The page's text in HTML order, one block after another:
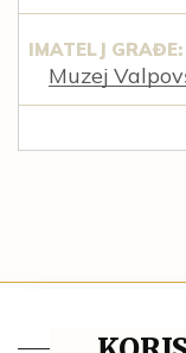
IMATELJ GRAĐE:
Muzej